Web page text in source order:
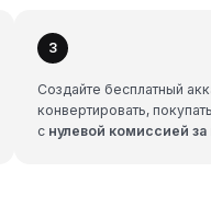
3
Создайте бесплатный
конвертировать,
с нулевой комиссией